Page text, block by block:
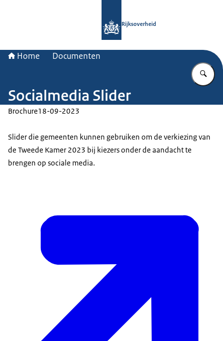
Rijksoverheid
Home Documenten
Socialmedia Slider
Brochure18-09-2023
Slider die gemeenten kunnen gebruiken om de verkiezing van
de Tweede Kamer 2023 bij kiezers onder de aandacht te
brengen op sociale media.